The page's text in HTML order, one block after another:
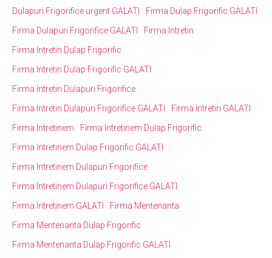
Dulapuri Frigorifice urgent GALATI
Firma Dulap Frigorific GALATI
Firma Dulapuri Frigorifice GALATI
Firma Intretin
Firma Intretin Dulap Frigorific
Firma Intretin Dulap Frigorific GALATI
Firma Intretin Dulapuri Frigorifice
Firma Intretin Dulapuri Frigorifice GALATI
Firma Intretin GALATI
Firma Intretinem
Firma Intretinem Dulap Frigorific
Firma Intretinem Dulap Frigorific GALATI
Firma Intretinem Dulapuri Frigorifice
Firma Intretinem Dulapuri Frigorifice GALATI
Firma Intretinem GALATI
Firma Mentenanta
Firma Mentenanta Dulap Frigorific
Firma Mentenanta Dulap Frigorific GALATI